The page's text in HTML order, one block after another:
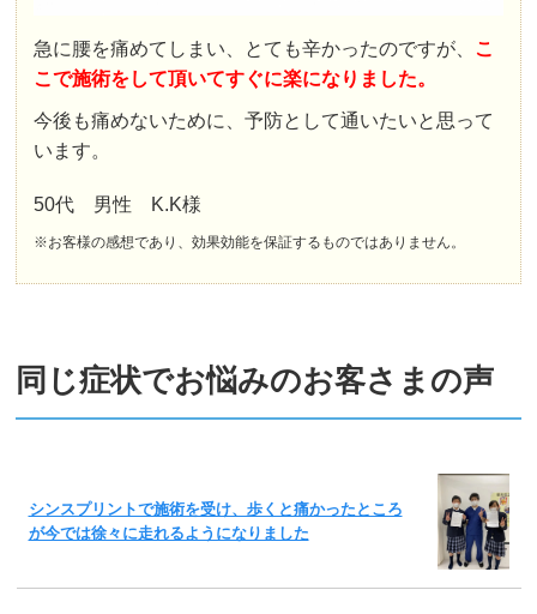
急に腰を痛めてしまい、とても辛かったのですが、 こ
こで施術をして頂いてすぐに楽になりました。
今後も痛めないために、予防として通いたいと思って
います。
50代 男性 K.K様
※お客様の感想であり、効果効能を保証するものではありません。
同じ症状でお悩みのお客さまの声
シンスプリントで施術を受け、歩くと痛かったところ
が今では徐々に走れるようになりました